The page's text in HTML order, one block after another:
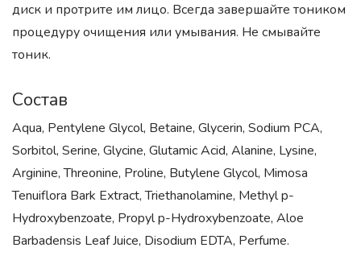
диск и протрите им лицо. Всегда завершайте тоником
процедуру очищения или умывания. Не смывайте
тоник.
Состав
Aqua, Pentylene Glycol, Betaine, Glycerin, Sodium PCA,
Sorbitol, Serine, Glycine, Glutamic Acid, Alanine, Lysine,
Arginine, Threonine, Proline, Butylene Glycol, Mimosa
Tenuiflora Bark Extract, Triethanolamine, Methyl p-
Hydroxybenzoate, Propyl p-Hydroxybenzoate, Aloe
Barbadensis Leaf Juice, Disodium EDTA, Perfume.